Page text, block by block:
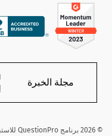
مجلة الخبرة
©
2026 برنامج QuestionPro للاستبيانات | +1 (800) 531 0228